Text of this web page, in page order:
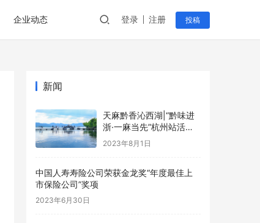
企业动态 登录 注册 投稿
新闻
天麻黔香沁西湖|“黔味进
浙·一麻当先”杭州站活动
圆满举行！
2023年8月1日
中国人寿寿险公司荣获金龙奖“年度最佳上
市保险公司”奖项
2023年6月30日